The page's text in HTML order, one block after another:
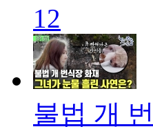
12
불법 개